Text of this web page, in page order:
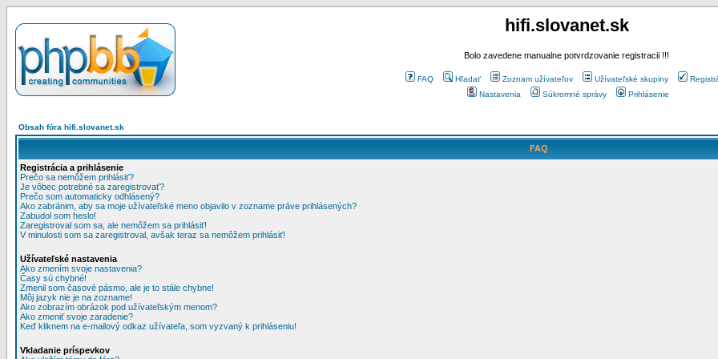
hifi.slovanet.sk
Bolo zavedene manualne potvrdzovanie registracii !!!
FAQ Hľadať Zoznam užívateľov Užívateľské skupiny
Nastavenia
Súkromné správy Prihlásenie
Obsah fóra hifi.slovanet.sk
FAQ
Registrácia a prihlásenie
Prečo sa nemôžem prihlásiť?
Je vôbec potrebné sa zaregistrovať?
Prečo som automaticky odhlásený?
Ako zabránim, aby sa moje užívateľské meno objavilo v zozname práve prihlásených?
Zabudol som heslo!
Zaregistroval som sa, ale nemôžem sa prihlásiť!
V minulosti som sa zaregistroval, avšak teraz sa nemôžem prihlásiť!
Užívateľské nastavenia
Ako zmením svoje nastavenia?
Časy sú chybné!
Zmenil som časové pásmo, ale je to stále chybne!
Môj jazyk nie je na zozname!
Ako zobrazím obrázok pod užívateľským menom?
Ako zmeniť svoje zaradenie?
Keď kliknem na e-mailový odkaz užívateľa, som vyzvaný k prihláseniu!
Vkladanie príspevkov